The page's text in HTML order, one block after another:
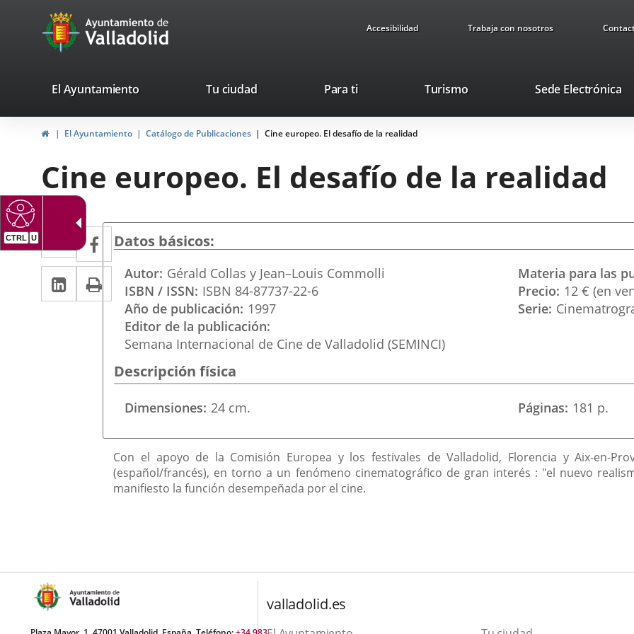
CTRL U
Portal
Web
Ayuntamiento
de
Accesibilidad Trabaja con nosotros
valladolid.es
El Ayuntamiento Tu ciudad Para ti TurismoThis
will
pop-
Sede Electrónica
HomeEl Ayuntamiento Catálogo de Publicaciones Cine europeo. El desafío de la realidad
Cine europeo. El desafío de la realidad
Twitter
Enlace
a
una
aplicación
externa.
Facebook
Enlace
a
una
aplicación
externa.
Linkedin
Enlace
a
aplicación
externa.
Print
Datos básicos
Autor Gérald Collas y Jean–Louis Commolli
ISBN / ISSN ISBN 84-87737-22-6
Año de publicación 1997
Editor de la publicación
Semana Internacional de Cine de Valladolid (SEMINCI)
Materia para las
Precio 12 € (en
Serie
Descripción física
Dimensiones 24 cm. Páginas 181 p.
Descripción
Con el apoyo de la Comisión Europea y los festivales de Valladolid, Florencia y Aix-en-
(español/francés), en torno a un fenómeno cinematográfico de gran interés : "el nuevo
manifiesto la función desempeñada por el cine.
valladolid.es